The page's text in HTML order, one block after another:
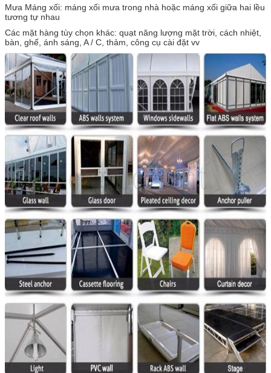
Mưa Máng xối: máng xối mưa trong nhà hoặc máng xối giữa hai lều
tương tự nhau
Các mặt hàng tùy chọn khác: quạt năng lượng mặt trời, cách nhiệt,
bàn, ghế, ánh sáng, A / C, thảm, công cụ cài đặt vv